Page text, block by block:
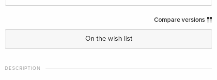
EUR 19.99
Director's Cut, Unrated
Sold out
Compare versions
On the wish list
DESCRIPTION